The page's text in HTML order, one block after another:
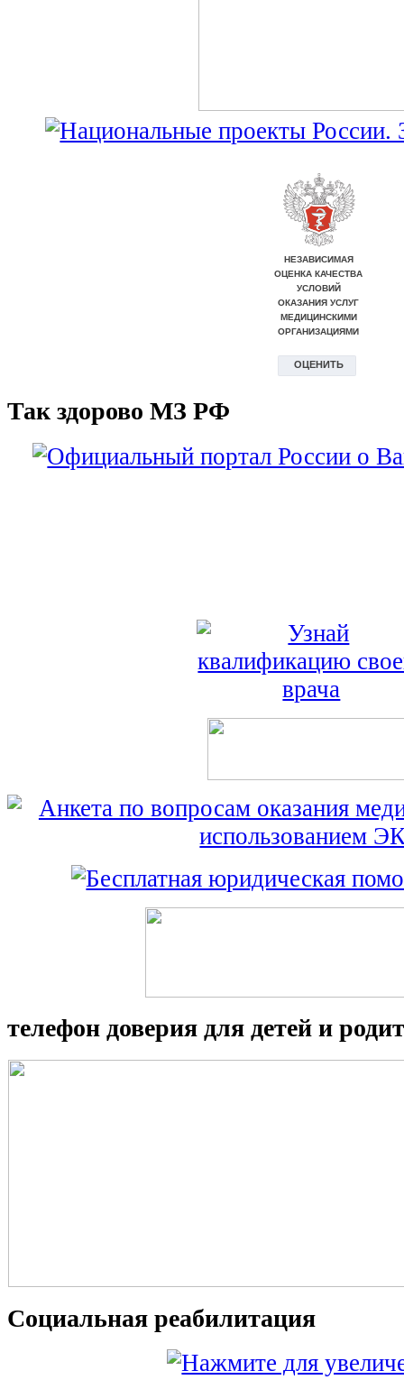
Так здорово МЗ РФ
телефон доверия для детей и
Социальная реабилитация